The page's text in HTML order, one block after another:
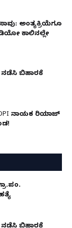
ಅಂತ್ಯಕ್ರಿಯೆಗೂ
ಕಾಲಿನಲ್ಲೇ
ಬಿಹಾರಕ್ಕೆ
ನಾಯಕ ರಿಯಾಜ್